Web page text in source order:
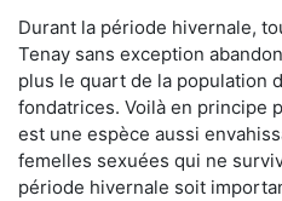
Durant la période hivernale,
Tenay sans exception
plus le quart de la population
fondatrices. Voilà en principe
est une espèce aussi
femelles sexuées qui ne
période hivernale soit